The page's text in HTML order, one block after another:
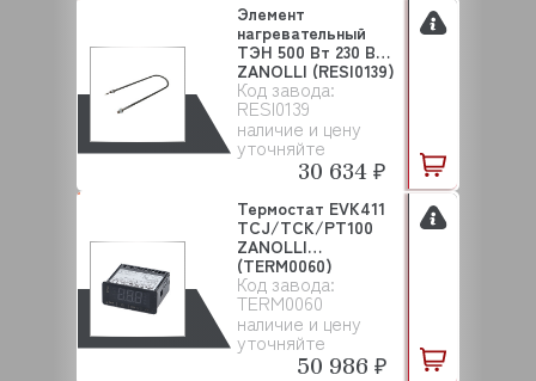
Код завода:
RESI0139
наличие и цену
уточняйте
Элемент
нагревательный
ТЭН 500 Вт 230 В
ZANOLLI (RESI0139)
30 634 ₽
Код завода:
TERM0060
наличие и цену
уточняйте
Термостат EVK411
TCJ/TCK/PT100
ZANOLLI
(TERM0060)
50 986 ₽